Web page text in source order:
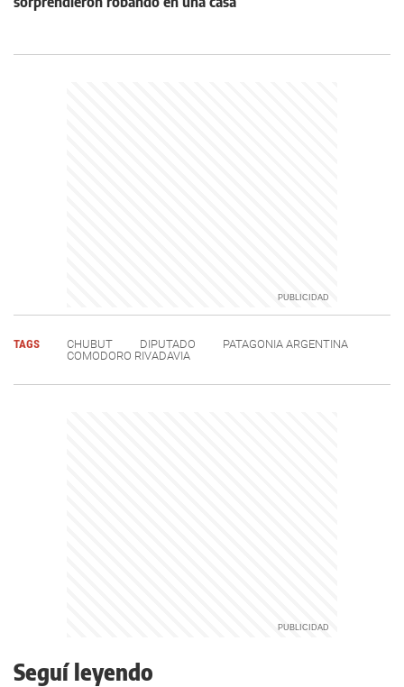
TAGS CHUBUT DIPUTADO
PATAGONIA ARGENTINA
COMODORO RIVADAVIA
Seguí leyendo